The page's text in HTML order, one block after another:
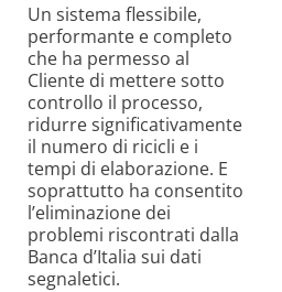
Un sistema flessibile,
performante e completo
che ha permesso al
Cliente di mettere sotto
controllo il processo,
ridurre significativamente
il numero di ricicli e i
tempi di elaborazione. E
soprattutto ha consentito
l’eliminazione dei
problemi riscontrati dalla
Banca d’Italia sui dati
segnaletici.